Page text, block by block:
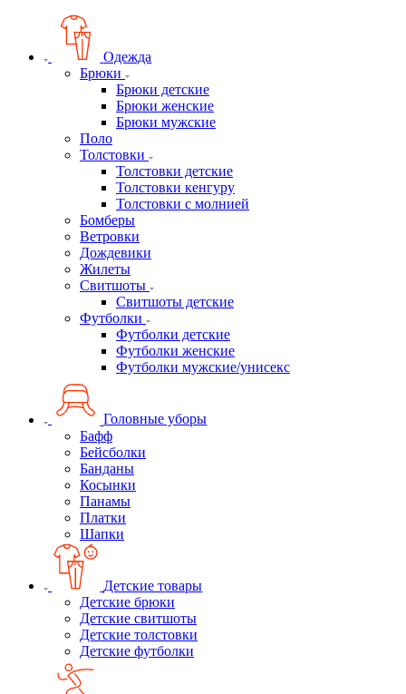
Одежда
Брюки
Брюки детские
Брюки женские
Брюки мужские
Поло
Толстовки
Толстовки детские
Толстовки кенгуру
Толстовки с молнией
Бомберы
Ветровки
Дождевики
Жилеты
Свитшоты
Свитшоты детские
Футболки
Футболки детские
Футболки женские
Футболки мужские/унисекс
Головные уборы
Бафф
Бейсболки
Банданы
Косынки
Панамы
Платки
Шапки
Детские товары
Детские брюки
Детские свитшоты
Детские толстовки
Детские футболки